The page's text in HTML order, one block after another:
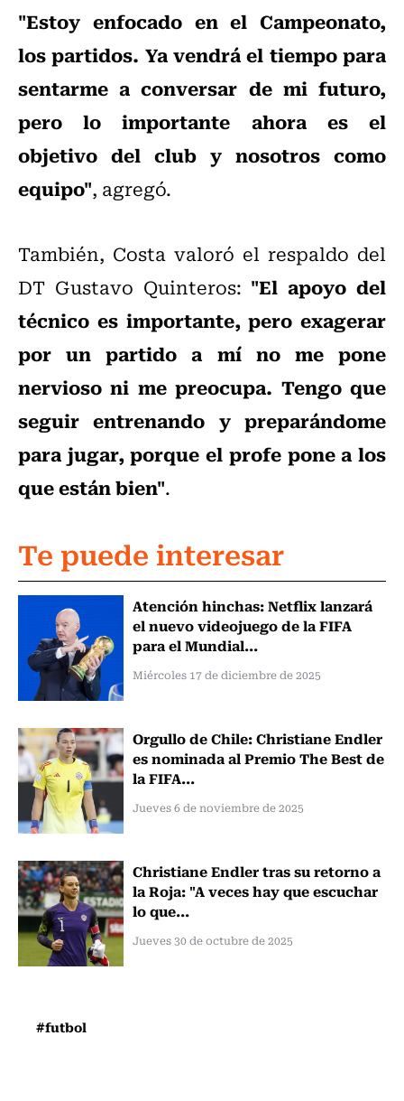
"Estoy enfocado en el Campeonato,
los partidos. Ya vendrá el tiempo para
sentarme a conversar de mi futuro,
pero lo importante ahora es el
objetivo del club y nosotros como
equipo", agregó.
También, Costa valoró el respaldo del
DT Gustavo Quinteros: "El apoyo del
técnico es importante, pero exagerar
por un partido a mí no me pone
nervioso ni me preocupa. Tengo que
seguir entrenando y preparándome
para jugar, porque el profe pone a los
que están bien".
Te puede interesar
Atención hinchas: Netflix lanzará
el nuevo videojuego de la FIFA
para el Mundial...
Miércoles 17 de diciembre de 2025
Orgullo de Chile: Christiane Endler
es nominada al Premio The Best de
la FIFA...
Jueves 6 de noviembre de 2025
Christiane Endler tras su retorno a
la Roja: "A veces hay que escuchar
lo que...
Jueves 30 de octubre de 2025
#futbol